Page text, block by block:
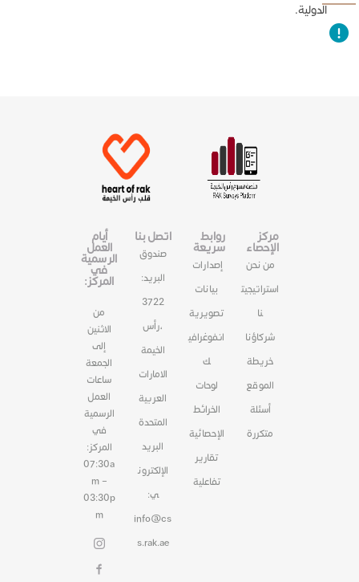
الدولية.
مركز
الإحصاء
من نحن
استراتيجيت
نا
شركاؤنا
خريطة
الموقع
أسئلة
متكررة
روابط
سريعة
إصدارات
بيانات
تصويرية
انفوغرافي
ك
لوحات
الخرائط
الإحصائية
تقارير
تفاعلية
اتصل بنا
صندوق
البريد:
3722
،رأس
الخيمة
الامارات
العربية
المتحدة
البريد
الإلكترون
ي:
info@cs
s.rak.ae
أيام
العمل
الرسمية
في
المركز:
من
الاثنين
إلى
الجمعة
ساعات
العمل
الرسمية
في
المركز:
07:30a
m –
03:30p
m